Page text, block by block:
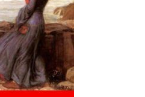
/ DÉTAILS